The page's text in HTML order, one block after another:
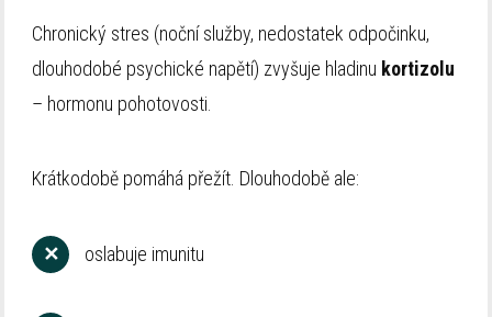
Chronický stres (noční služby, nedostatek odpočinku,
dlouhodobé psychické napětí) zvyšuje hladinu kortizolu
– hormonu pohotovosti.
Krátkodobě pomáhá přežít. Dlouhodobě ale:
✕ oslabuje imunitu